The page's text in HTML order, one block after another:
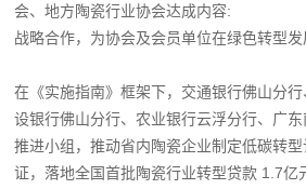
会、地方陶瓷行业协会达成内容:
战略合作，为协会及会员单位在绿色转型发
在《实施指南》框架下，交通银行佛山分
设银行佛山分行、农业银行云浮分行、广
推进小组，推动省内陶瓷企业制定低碳转
证，落地全国首批陶瓷行业转型贷款 1.7亿